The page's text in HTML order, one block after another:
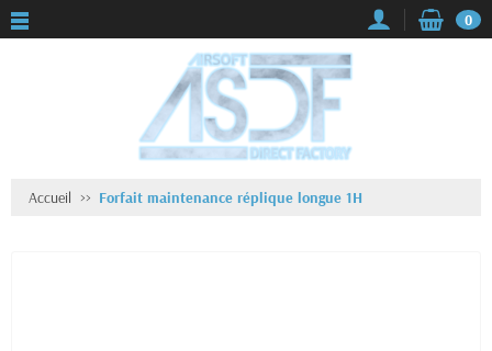
0
Accueil Forfait maintenance réplique longue 1H